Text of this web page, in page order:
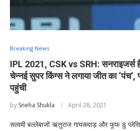
Breaking News
IPL 2021, CSK vs SRH: सनराइजर्स
चेन्नई सुपर किंग्स ने लगाया जीत का ‘पंच’,
पहुंची
by Sneha Shukla April 28, 2021
सलामी बल्लेबाजों ऋतुराज गायकवाड़ और फूफ डु